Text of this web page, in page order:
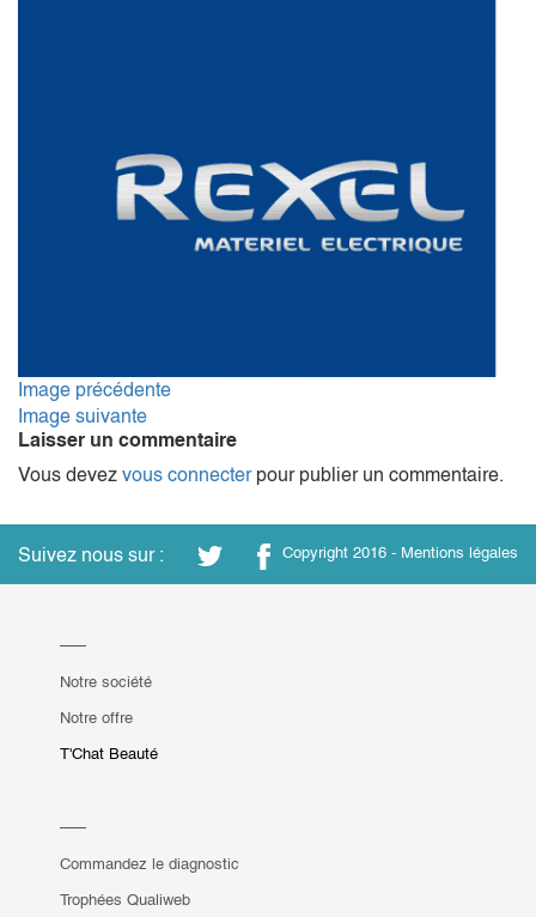
Image précédente
Image suivante
Laisser un commentaire
Vous devez vous connecterpour publier un commentaire.
Suivez nous sur : Copyright 2016 - Mentions légales
Notre société
Notre offre
T'Chat Beauté
Commandez le diagnostic
Trophées Qualiweb